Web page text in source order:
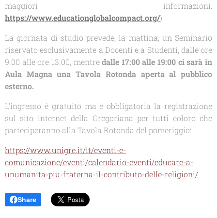
maggiori informazioni:
https://www.educationglobalcompact.org/)
La giornata di studio prevede, la mattina, un Seminario
riservato esclusivamente a Docenti e a Studenti, dalle ore
9.00 alle ore 13.00, mentredalle 17:00 alle 19:00 ci sarà in
Aula Magna una Tavola Rotonda aperta al pubblico
esterno.
L'ingresso è gratuito ma è obbligatoria la registrazione
sul sito internet della Gregoriana per tutti coloro che
parteciperanno alla Tavola Rotonda del pomeriggio:
https://www.unigre.it/it/eventi-e-
comunicazione/eventi/calendario-eventi/educare-a-
unumanita-piu-fraterna-il-contributo-delle-religioni/
Share